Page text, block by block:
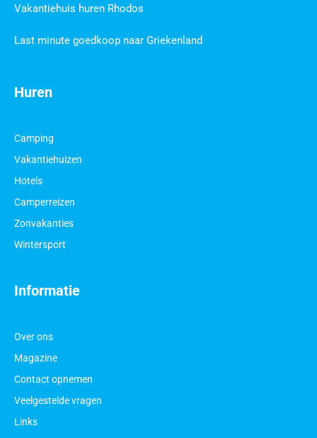
Informatie
Over ons
Magazine
Contact opnemen
Veelgestelde vragen
Links
Huren
Camping
Vakantiehuizen
Hotels
Camperreizen
Zonvakanties
Wintersport
Vakantiehuis huren Rhodos
Last minute goedkoop naar Griekenland